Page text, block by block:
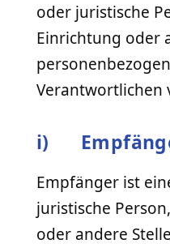
oder juristische
Einrichtung oder
Verantwortlichen
i)
Empfänger ist
juristische
oder andere